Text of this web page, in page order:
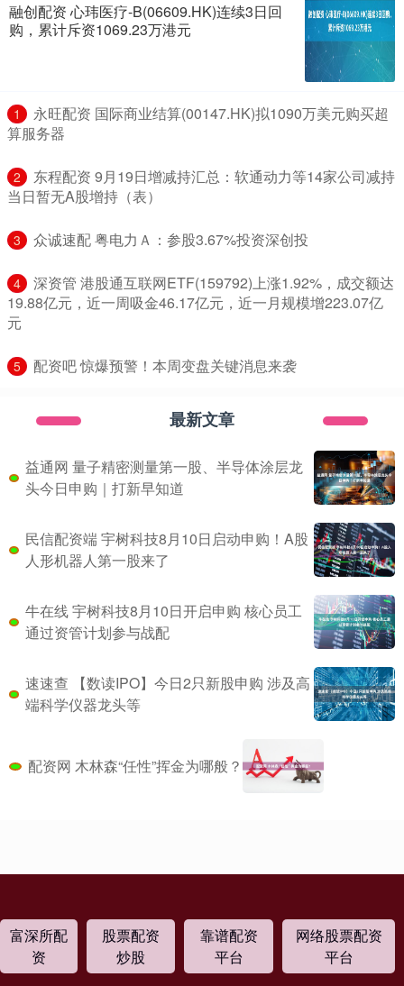
融创配资 心玮医疗-B(06609.HK)连续3日回
购，累计斥资1069.23万港元
1
​永旺配资 国际商业结算(00147.HK)拟1090万美元购买超
算服务器
2
​东程配资 9月19日增减持汇总：软通动力等14家公司减持
当日暂无A股增持（表）
3 ​众诚速配 粤电力Ａ：参股3.67%投资深创投
4
​深资管 港股通互联网ETF(159792)上涨1.92%，成交额达
19.88亿元，近一周吸金46.17亿元，近一月规模增223.07亿
元
5 ​配资吧 惊爆预警！本周变盘关键消息来袭
最新文章
益通网 量子精密测量第一股、半导体涂层龙
头今日申购｜打新早知道
民信配资端 宇树科技8月10日启动申购！A股
人形机器人第一股来了
牛在线 宇树科技8月10日开启申购 核心员工
通过资管计划参与战配
速速查 【数读IPO】今日2只新股申购 涉及高
端科学仪器龙头等
配资网 木林森“任性”挥金为哪般？
富深所配
资
股票配资
炒股
靠谱配资
平台
网络股票配资
平台